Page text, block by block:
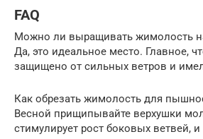
FAQ
Можно ли выращивать жимолость
Да, это идеальное место. Главное,
защищено от сильных ветров и
Как обрезать жимолость для
Весной прищипывайте верхушки
стимулирует рост боковых ветвей, и